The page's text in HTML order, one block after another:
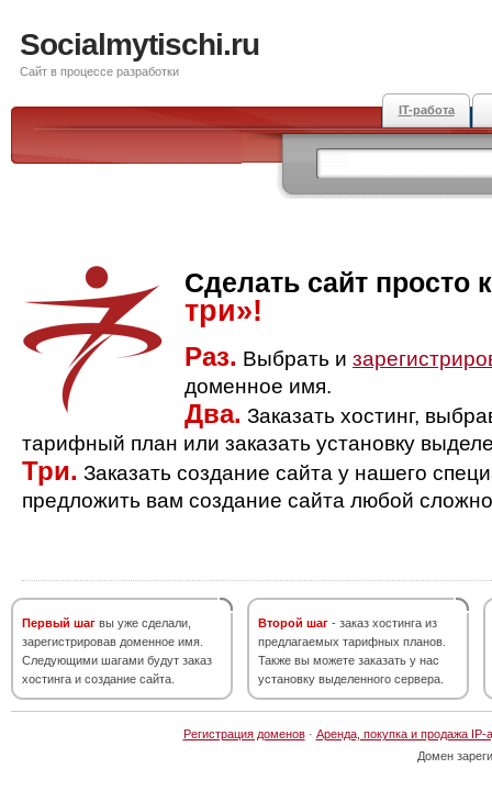
Socialmytischi.ru
Сайт в процессе разработки
IT-работа
Сделать сайт просто
три»!
Раз. Выбрать и
доменное имя.
Два. Заказать хостинг,
тарифный план или заказать установку
Три. Заказать создание сайта у нашего
предложить вам создание сайта любой
Первый шаг вы уже сделали,
зарегистрировав доменное имя.
Следующими шагами будут заказ
хостинга и создание сайта.
Второй шаг - заказ хостинга из
предлагаемых тарифных планов.
Также вы можете заказать у нас
установку выделенного сервера.
Регистрация доменов· Аренда, покупка и продажа IP-
Домен